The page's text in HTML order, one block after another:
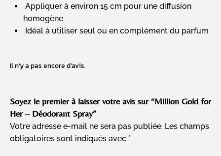
Appliquer à environ 15 cm pour une diffusion
homogène
Idéal à utiliser seul ou en complément du parfum
Il n’y a pas encore d’avis.
Soyez le premier à laisser votre avis sur “Million Gold for
Her – Déodorant Spray”
Votre adresse e-mail ne sera pas publiée. Les champs
obligatoires sont indiqués avec *